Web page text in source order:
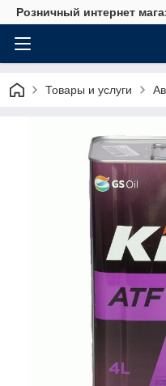
Розничный интернет
Товары и услуги